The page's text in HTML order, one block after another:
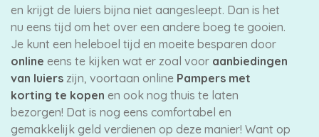
en krijgt de luiers bijna niet aangesleept. Dan is het
nu eens tijd om het over een andere boeg te gooien.
Je kunt een heleboel tijd en moeite besparen door
online eens te kijken wat er zoal voor aanbiedingen
van luiers zijn, voortaan online Pampers met
korting te kopen en ook nog thuis te laten
bezorgen! Dat is nog eens comfortabel en
gemakkelijk geld verdienen op deze manier! Want op